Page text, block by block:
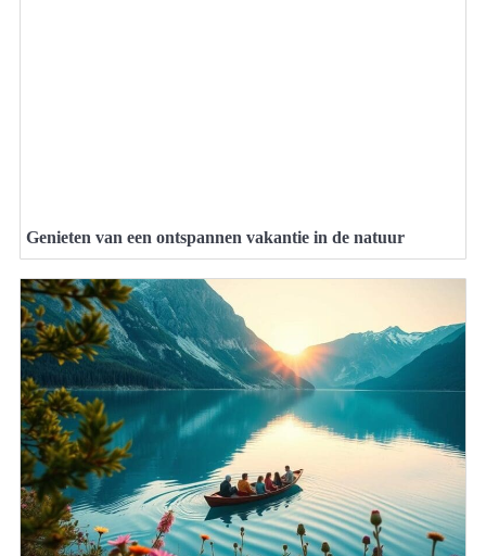
Genieten van een ontspannen vakantie in de natuur